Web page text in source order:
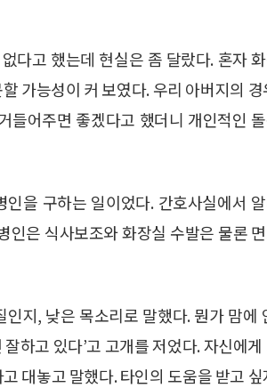
다고 했는데 현실은 좀 달랐다. 혼자
가능성이 커 보였다. 우리 아버지의 경
들어주면 좋겠다고 했더니 개인적인
을 구하는 일이었다. 간호사실에서
인은 식사보조와 화장실 수발은 물론
지, 낮은 목소리로 말했다. 뭔가 맘에
하고 있다’고 고개를 저었다. 자신에게
대놓고 말했다. 타인의 도움을 받고 싶